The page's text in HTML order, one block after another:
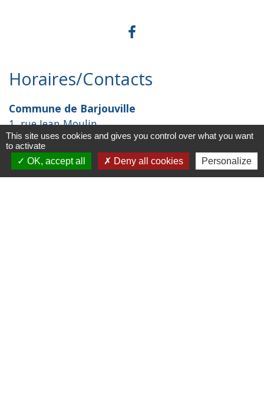
Horaires/Contacts
Commune de Barjouville
1, rue Jean Moulin
28630 Barjouville - FRANCE
+33 2 37 34 30 04
Contact par formulaire
This site uses cookies and gives you control over what you want
to activate
OK, accept all
Deny all cookies Personalize